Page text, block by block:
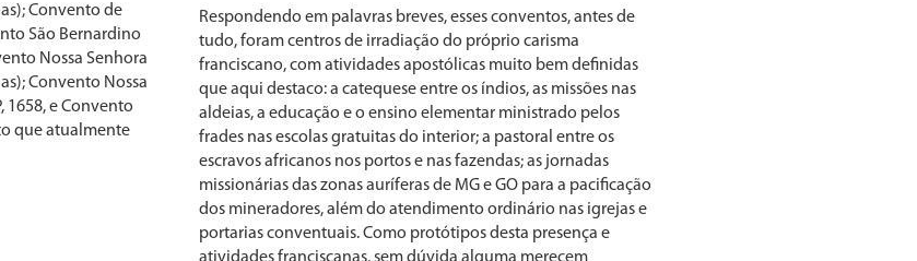
Convento de
São Bernardino
Nossa Senhora
Convento Nossa
1658, e Convento
que atualmente
Respondendo em palavras breves, esses conventos, antes de
tudo, foram centros de irradiação do próprio carisma
franciscano, com atividades apostólicas muito bem definidas
que aqui destaco: a catequese entre os índios, as missões nas
aldeias, a educação e o ensino elementar ministrado pelos
frades nas escolas gratuitas do interior; a pastoral entre os
escravos africanos nos portos e nas fazendas; as jornadas
missionárias das zonas auríferas de MG e GO para a pacificação
dos mineradores, além do atendimento ordinário nas igrejas e
portarias conventuais. Como protótipos desta presença e